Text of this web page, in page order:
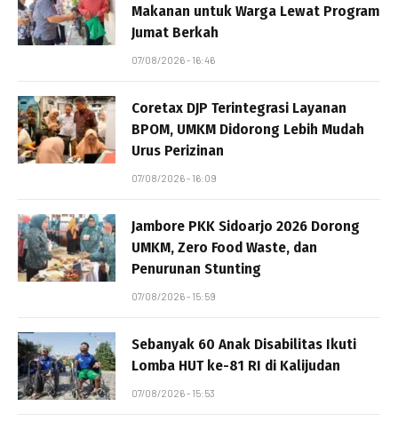
Makanan untuk Warga Lewat Program
Jumat Berkah
07/08/2026 - 16:46
Coretax DJP Terintegrasi Layanan
BPOM, UMKM Didorong Lebih Mudah
Urus Perizinan
07/08/2026 - 16:09
Jambore PKK Sidoarjo 2026 Dorong
UMKM, Zero Food Waste, dan
Penurunan Stunting
07/08/2026 - 15:59
Sebanyak 60 Anak Disabilitas Ikuti
Lomba HUT ke-81 RI di Kalijudan
07/08/2026 - 15:53